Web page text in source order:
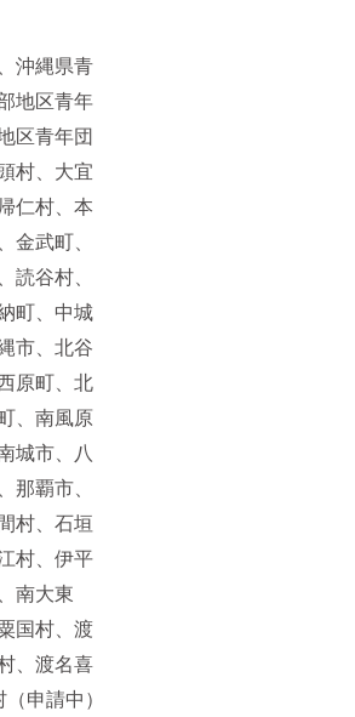
沖縄県青
地区青年
区青年団
村、大宜
仁村、本
金武町、
読谷村、
町、中城
市、北谷
原町、北
、南風原
城市、八
那覇市、
村、石垣
村、伊平
南大東
国村、渡
、渡名喜
申請中）